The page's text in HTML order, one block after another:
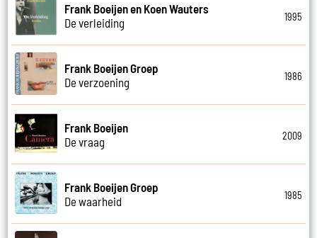
Frank Boeijen en Koen Wauters
De verleiding
1995
Frank Boeijen Groep
De verzoening
1986
Frank Boeijen
De vraag
2009
Frank Boeijen Groep
De waarheid
1985